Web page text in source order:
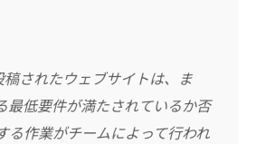
されたウェブサイトは、ま
最低要件が満たされているか否
る作業がチームによって行われ